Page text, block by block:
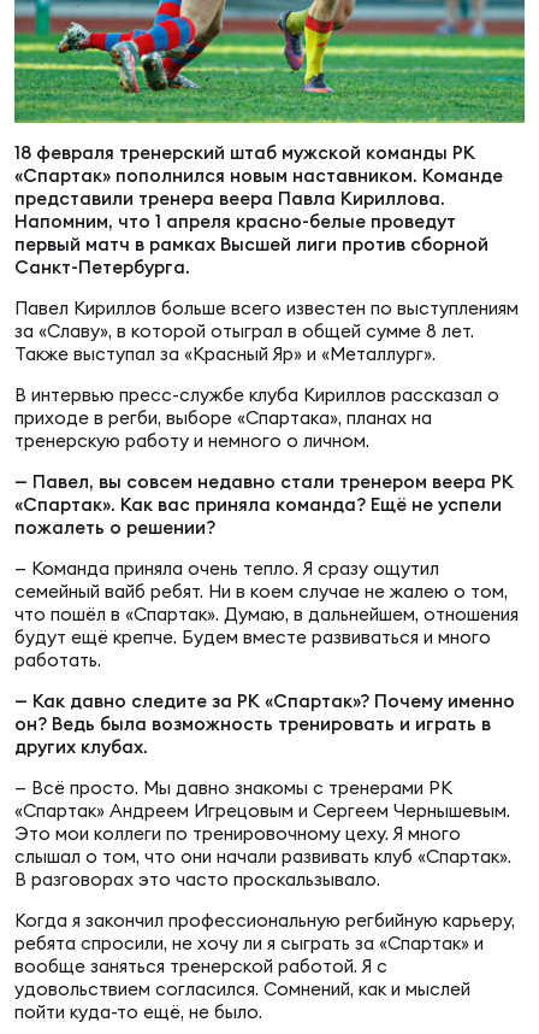
Регионы
Сборные
Антидопинг
Магазин
Контакты
18 февраля тренерский штаб мужской команды РК
«Спартак» пополнился новым наставником. Команде
представили тренера веера Павла Кириллова.
Напомним, что 1 апреля красно-белые проведут
первый матч в рамках Высшей лиги против сборной
Санкт-Петербурга.
Павел Кириллов больше всего известен по выступлениям
за «Славу», в которой отыграл в общей сумме 8 лет.
Также выступал за «Красный Яр» и «Металлург».
В интервью пресс-службе клуба Кириллов рассказал о
приходе в регби, выборе «Спартака», планах на
тренерскую работу и немного о личном.
— Павел, вы совсем недавно стали тренером веера РК
«Спартак». Как вас приняла команда? Ещё не успели
пожалеть о решении?
— Команда приняла очень тепло. Я сразу ощутил
семейный вайб ребят. Ни в коем случае не жалею о том,
что пошёл в «Спартак». Думаю, в дальнейшем, отношения
будут ещё крепче. Будем вместе развиваться и много
работать.
— Как давно следите за РК «Спартак»? Почему именно
он? Ведь была возможность тренировать и играть в
других клубах.
— Всё просто. Мы давно знакомы с тренерами РК
«Спартак» Андреем Игрецовым и Сергеем Чернышевым.
Это мои коллеги по тренировочному цеху. Я много
слышал о том, что они начали развивать клуб «Спартак».
В разговорах это часто проскальзывало.
Когда я закончил профессиональную регбийную карьеру,
ребята спросили, не хочу ли я сыграть за «Спартак» и
вообще заняться тренерской работой. Я с
удовольствием согласился. Сомнений, как и мыслей
пойти куда-то ещё, не было.
ОТПРАВИТЬ